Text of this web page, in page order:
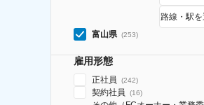
路線・駅を
富山県 (253)
雇用形態
正社員 (242)
契約社員 (16)